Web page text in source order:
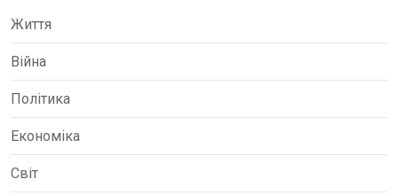
Життя
Війна
Політика
Економіка
Світ